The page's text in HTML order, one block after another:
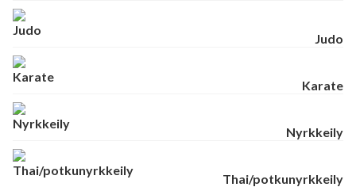
Judo
Karate
Nyrkkeily
Thai/potkunyrkkeily